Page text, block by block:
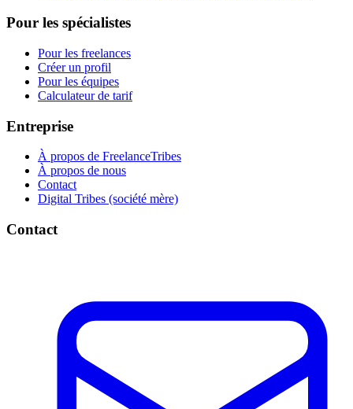
Pour les spécialistes
Pour les freelances
Créer un profil
Pour les équipes
Calculateur de tarif
Entreprise
À propos de FreelanceTribes
À propos de nous
Contact
Digital Tribes (société mère)
Contact